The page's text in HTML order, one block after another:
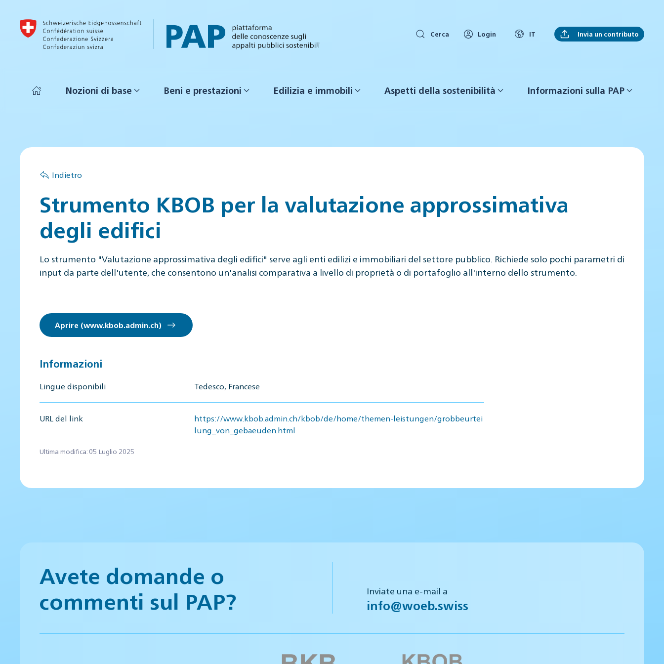
Skip to main content
Cerca Login IT Invia un contributo
Nozioni di base Beni e prestazioni Edilizia e immobili Aspetti della sostenibilità Informazioni sulla PAP
Indietro
Strumento KBOB per la valutazione approssimativa
degli edifici
Lo strumento "Valutazione approssimativa degli edifici" serve agli enti edilizi e immobiliari del settore pubblico. Richiede solo pochi parametri di
input da parte dell'utente, che consentono un'analisi comparativa a livello di proprietà o di portafoglio all'interno dello strumento.
Aprire (www.kbob.admin.ch)
Informazioni
Lingue disponibili Tedesco, Francese
URL del link
https://www.kbob.admin.ch/kbob/de/home/themen-leistungen/grobbeurtei
lung_von_gebaeuden.html
Ultima modifica: 05 Luglio 2025
Avete domande o
commenti sul PAP?
Inviate una e-mail a
info@woeb.swiss